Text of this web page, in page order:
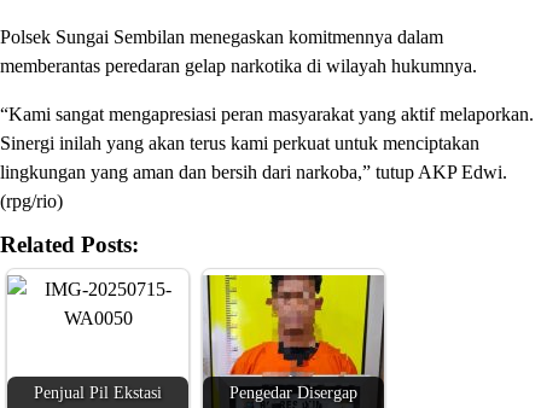
Polsek Sungai Sembilan menegaskan komitmennya dalam
memberantas peredaran gelap narkotika di wilayah hukumnya.
“Kami sangat mengapresiasi peran masyarakat yang aktif melaporkan.
Sinergi inilah yang akan terus kami perkuat untuk menciptakan
lingkungan yang aman dan bersih dari narkoba,” tutup AKP Edwi.
(rpg/rio)
Related Posts:
Penjual Pil Ekstasi
Pengedar Disergap